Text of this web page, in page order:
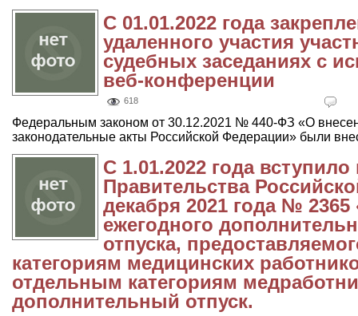
С 01.01.2022 года
удаленного участия
судебных заседаниях с
веб-конференции
618
Федеральным законом от 30.12.2021 № 440-ФЗ «О
законодательные акты Российской Федерации» были
С 1.01.2022 года
Правительства
декабря 2021 года №
ежегодного
отпуска,
категориям медицинских
отдельным категориям
дополнительный отпуск.